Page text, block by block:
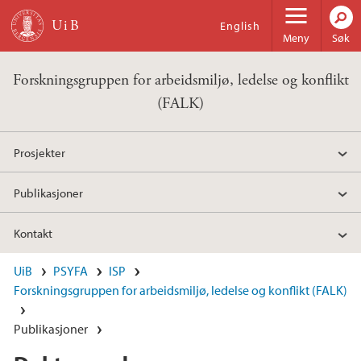
Hopp til hovedinnhold
Meny
English
Søk
Forskningsgruppen for arbeidsmiljø, ledelse og konflikt
(FALK)
Prosjekter
Publikasjoner
Kontakt
UiB PSYFA
ISP
Forskningsgruppen for arbeidsmiljø, ledelse og konflikt (FALK)
Publikasjoner